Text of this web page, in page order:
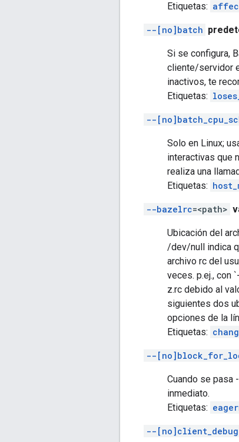
Etiquetas:
--[no]batch
Si se configura,
cliente/servidor
inactivos, te
Etiquetas:
--
Solo en Linux;
interactivas que
realiza una
Etiquetas:
--bazelrc=<path>
Ubicación del
/dev/null indica
archivo rc del
veces. p.ej., con
z.rc debido al
siguientes dos
opciones de la
Etiquetas:
--
Cuando se pasa
inmediato.
Etiquetas:
--[no]client_debug